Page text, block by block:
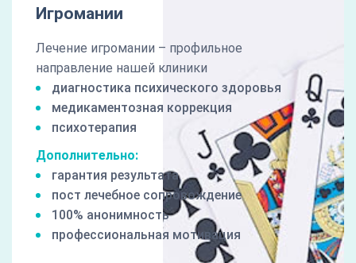
Игромании
Лечение игромании – профильное
направление нашей клиники
диагностика психического здоровья
медикаментозная коррекция
психотерапия
Дополнительно:
гарантия результата
пост лечебное сопровождение
100% анонимность
профессиональная мотивация